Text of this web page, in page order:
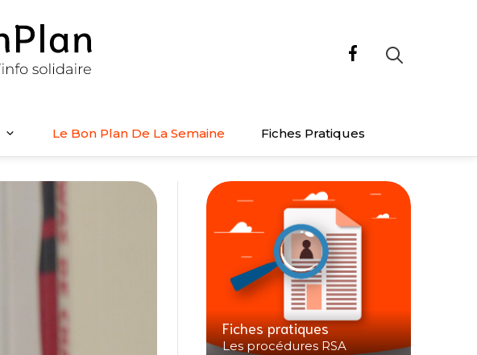
Le Bon Plan De La Semaine Fiches Pratiques
Fiches pratiques
Les procédures RSA